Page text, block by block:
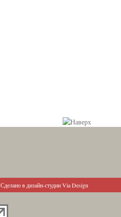
Сделано в дизайн-студии Via Design